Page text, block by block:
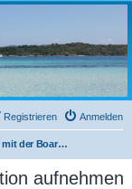
Anmelden
Registrieren
Kontakt mit der Board-Administration aufnehmen
aufnehmen